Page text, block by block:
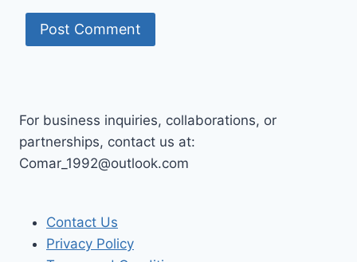
For business inquiries, collaborations, or
partnerships, contact us at:
Comar_1992@outlook.com
Contact Us
Privacy Policy